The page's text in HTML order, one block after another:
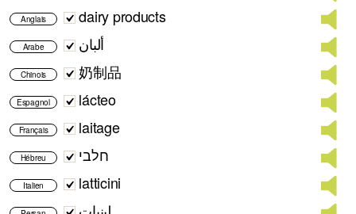
Anglais dairy products
Arabe ألبان
Chinois 奶制品
Espagnol lácteo
Français laitage
Hébreu חלבי
Italien latticini